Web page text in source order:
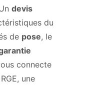
devis
du
de pose, le
connecte
RGE, une